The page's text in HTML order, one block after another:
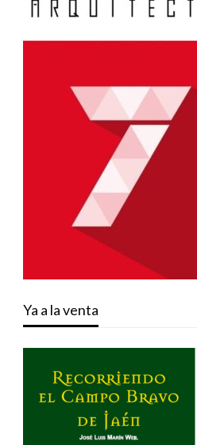
Ya a la venta